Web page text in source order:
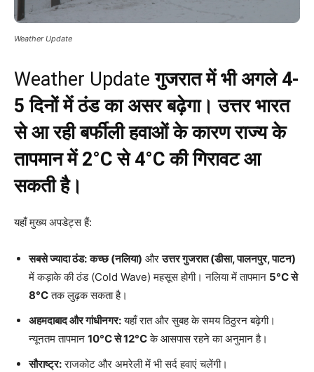
Weather Update
Weather Updateगुजरात में भी अगले 4-
5 दिनों में ठंड का असर बढ़ेगा। उत्तर भारत
से आ रही बर्फीली हवाओं के कारण राज्य के
तापमान में 2°C से 4°C की गिरावट आ
सकती है।
यहाँ मुख्य अपडेट्स हैं:
सबसे ज्यादा ठंड: कच्छ (नलिया) औरउत्तर गुजरात (डीसा, पालनपुर, पाटन)
में कड़ाके की ठंड (Cold Wave) महसूस होगी। नलिया में तापमान 5°C से
8°Cतक लुढ़क सकता है।
अहमदाबाद और गांधीनगर:यहाँ रात और सुबह के समय ठिठुरन बढ़ेगी।
न्यूनतम तापमान 10°C से 12°Cके आसपास रहने का अनुमान है।
सौराष्ट्र:राजकोट और अमरेली में भी सर्द हवाएं चलेंगी।